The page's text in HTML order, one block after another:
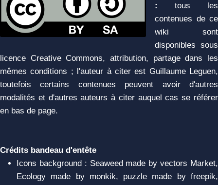
:
tous les
contenues de ce
wiki sont
disponibles sous
licence Creative Commons, attribution, partage dans les
mêmes conditions ; l'auteur à citer est Guillaume Leguen,
toutefois certains contenues peuvent avoir d'autres
modalités et d'autres auteurs à citer auquel cas se référer
en bas de page.
Crédits bandeau d'entête
Icons background : Seaweed made by vectors Market,
Ecology made by monkik, puzzle made by freepik,